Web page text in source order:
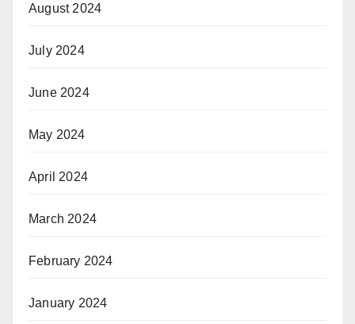
August 2024
July 2024
June 2024
May 2024
April 2024
March 2024
February 2024
January 2024